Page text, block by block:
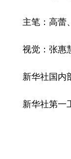
主笔：高蕾
视觉：张惠
新华社国内部
新华社第一